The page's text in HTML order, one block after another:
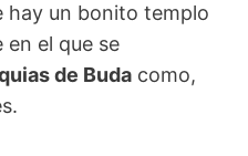
hay un bonito templo
en el que se
de Buda como,